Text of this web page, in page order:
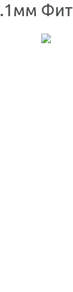
Фит